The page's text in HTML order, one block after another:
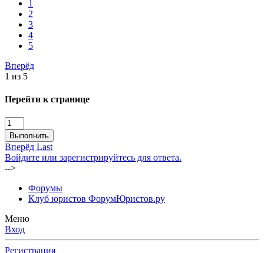
1
2
3
4
5
Вперёд
1 из 5
Перейти к странице
Выполнить
Вперёд Last
Войдите или зарегистрируйтесь для ответа.
-->
Форумы
Клуб юристов ФорумЮристов.ру
Меню
Вход
Регистрация